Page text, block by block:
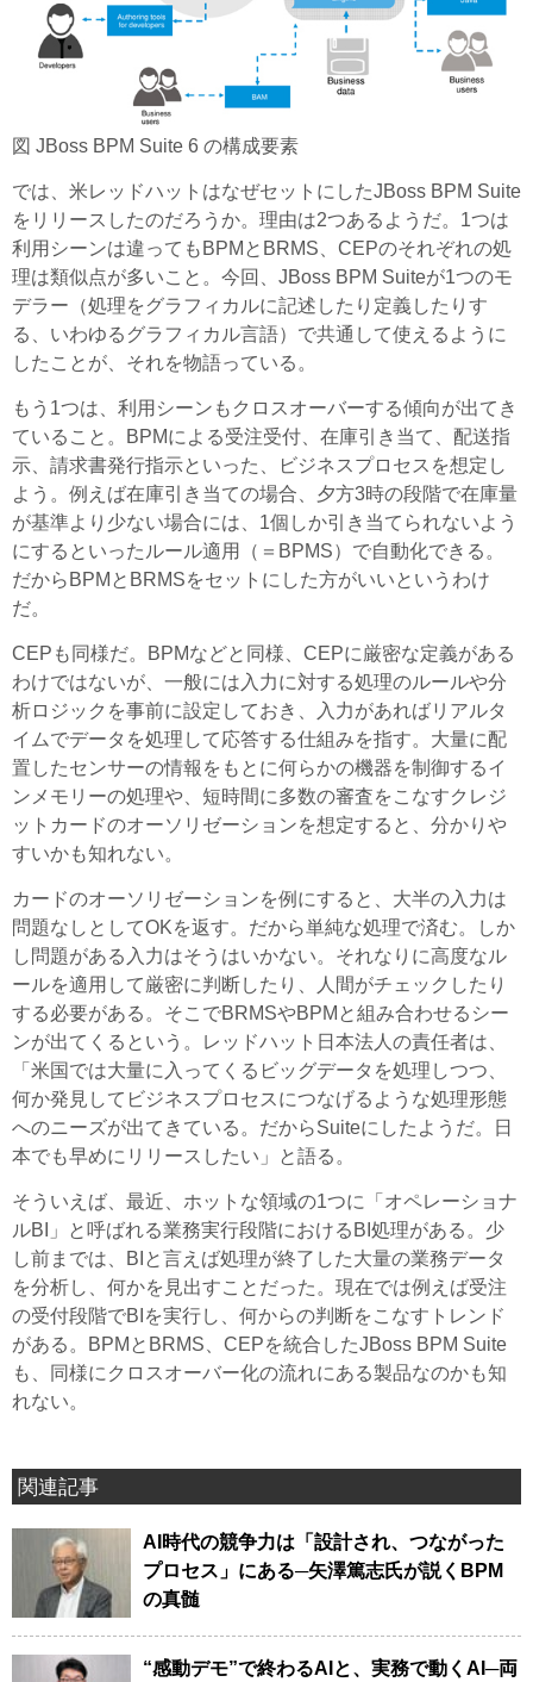
図 JBoss BPM Suite 6 の構成要素
では、米レッドハットはなぜセットにしたJBoss BPM Suite
をリリースしたのだろうか。理由は2つあるようだ。1つは
利用シーンは違ってもBPMとBRMS、CEPのそれぞれの処
理は類似点が多いこと。今回、JBoss BPM Suiteが1つのモ
デラー（処理をグラフィカルに記述したり定義したりす
る、いわゆるグラフィカル言語）で共通して使えるように
したことが、それを物語っている。
もう1つは、利用シーンもクロスオーバーする傾向が出てき
ていること。BPMによる受注受付、在庫引き当て、配送指
示、請求書発行指示といった、ビジネスプロセスを想定し
よう。例えば在庫引き当ての場合、夕方3時の段階で在庫量
が基準より少ない場合には、1個しか引き当てられないよう
にするといったルール適用（＝BPMS）で自動化できる。
だからBPMとBRMSをセットにした方がいいというわけ
だ。
CEPも同様だ。BPMなどと同様、CEPに厳密な定義がある
わけではないが、一般には入力に対する処理のルールや分
析ロジックを事前に設定しておき、入力があればリアルタ
イムでデータを処理して応答する仕組みを指す。大量に配
置したセンサーの情報をもとに何らかの機器を制御するイ
ンメモリーの処理や、短時間に多数の審査をこなすクレジ
ットカードのオーソリゼーションを想定すると、分かりや
すいかも知れない。
カードのオーソリゼーションを例にすると、大半の入力は
問題なしとしてOKを返す。だから単純な処理で済む。しか
し問題がある入力はそうはいかない。それなりに高度なル
ールを適用して厳密に判断したり、人間がチェックしたり
する必要がある。そこでBRMSやBPMと組み合わせるシー
ンが出てくるという。レッドハット日本法人の責任者は、
「米国では大量に入ってくるビッグデータを処理しつつ、
何か発見してビジネスプロセスにつなげるような処理形態
へのニーズが出てきている。だからSuiteにしたようだ。日
本でも早めにリリースしたい」と語る。
そういえば、最近、ホットな領域の1つに「オペレーショナ
ルBI」と呼ばれる業務実行段階におけるBI処理がある。少
し前までは、BIと言えば処理が終了した大量の業務データ
を分析し、何かを見出すことだった。現在では例えば受注
の受付段階でBIを実行し、何からの判断をこなすトレンド
がある。BPMとBRMS、CEPを統合したJBoss BPM Suite
も、同様にクロスオーバー化の流れにある製品なのかも知
れない。
関連記事
AI時代の競争力は「設計され、つながった
プロセス」にある─矢澤篤志氏が説くBPM
の真髄
“感動デモ”で終わるAIと、実務で動くAI─両